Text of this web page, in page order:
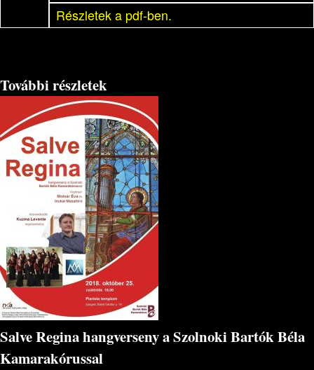
Részletek a pdf-ben.
További részletek
Salve Regina hangverseny a Szolnoki Bartók Béla
Kamarakórussal